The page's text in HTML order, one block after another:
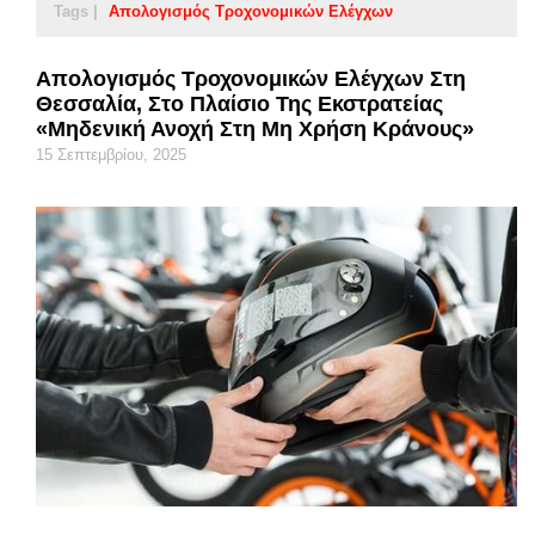
Tags | Απολογισμός Τροχονομικών Ελέγχων
Απολογισμός Τροχονομικών Ελέγχων Στη
Θεσσαλία, Στο Πλαίσιο Της Εκστρατείας
«Μηδενική Ανοχή Στη Μη Χρήση Κράνους»
15 Σεπτεμβρίου, 2025